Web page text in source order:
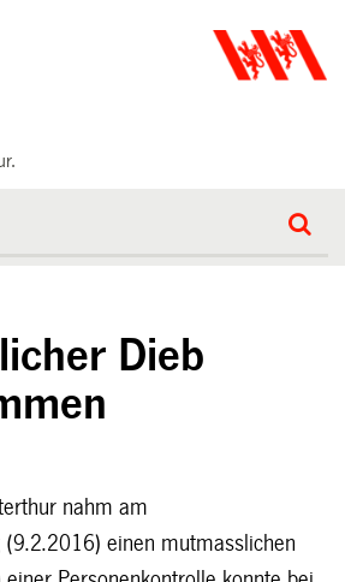
Dieb
nahm am
(9.2.2016) einen mutmasslichen